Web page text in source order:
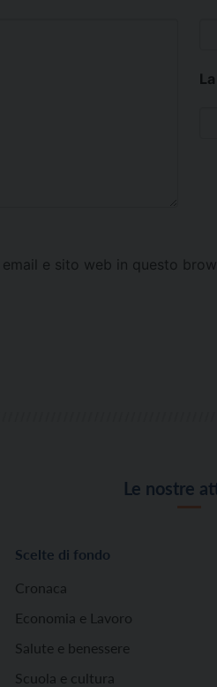
e sito web in questo
Le nostre
Scelte di fondo
Cronaca
Economia e Lavoro
Salute e benessere
Scuola e cultura